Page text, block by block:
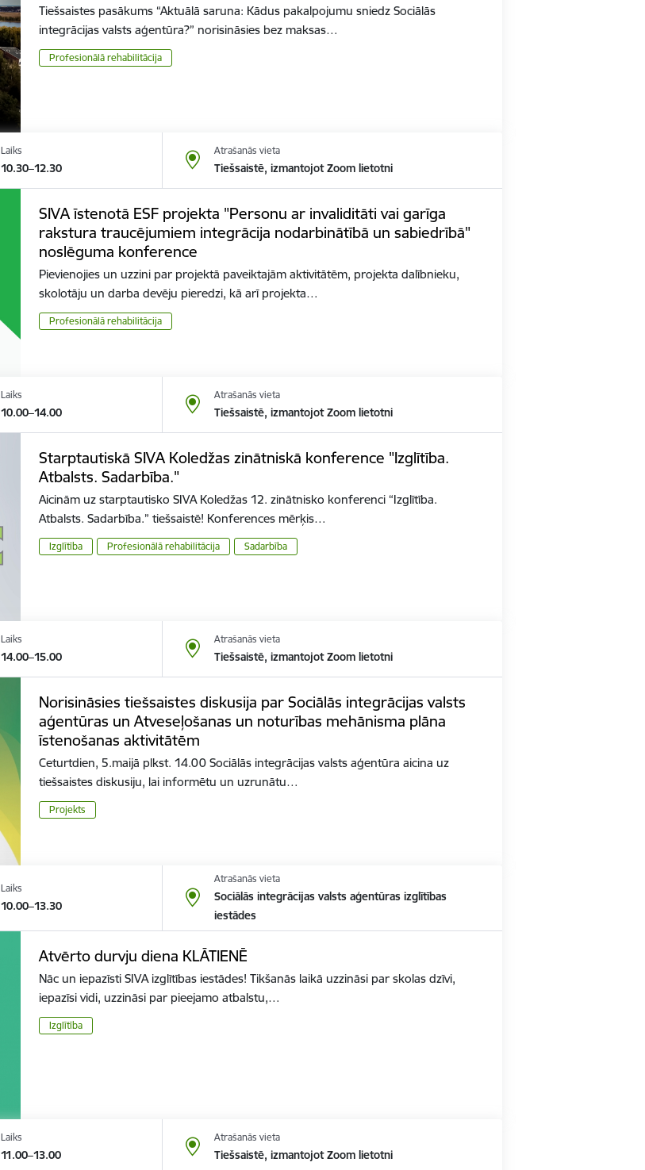
Tiešsaistes pasākums “Aktuālā saruna: Kādus pakalpojumu sniedz Sociālās
integrācijas valsts aģentūra?” norisināsies bez maksas…
Profesionālā rehabilitācija
Laiks
10.30–12.30
Atrašanās vieta
Tiešsaistē, izmantojot Zoom lietotni
SIVA īstenotā ESF projekta "Personu ar invaliditāti vai garīga
rakstura traucējumiem integrācija nodarbinātībā un sabiedrībā"
noslēguma konference
Pievienojies un uzzini par projektā paveiktajām aktivitātēm, projekta dalībnieku,
skolotāju un darba devēju pieredzi, kā arī projekta…
Profesionālā rehabilitācija
Laiks
10.00–14.00
Atrašanās vieta
Tiešsaistē, izmantojot Zoom lietotni
Starptautiskā SIVA Koledžas zinātniskā konference "Izglītība.
Atbalsts. Sadarbība."
Aicinām uz starptautisko SIVA Koledžas 12. zinātnisko konferenci “Izglītība.
Atbalsts. Sadarbība.” tiešsaistē! Konferences mērķis…
Izglītība Profesionālā rehabilitācija Sadarbība
Laiks
14.00–15.00
Atrašanās vieta
Tiešsaistē, izmantojot Zoom lietotni
Norisināsies tiešsaistes diskusija par Sociālās integrācijas valsts
aģentūras un Atveseļošanas un noturības mehānisma plāna
īstenošanas aktivitātēm
Ceturtdien, 5.maijā plkst. 14.00 Sociālās integrācijas valsts aģentūra aicina uz
tiešsaistes diskusiju, lai informētu un uzrunātu…
Projekts
Laiks
10.00–13.30
Atrašanās vieta
Sociālās integrācijas valsts aģentūras izglītības
iestādes
Atvērto durvju diena KLĀTIENĒ
Nāc un iepazīsti SIVA izglītības iestādes! Tikšanās laikā uzzināsi par skolas dzīvi,
iepazīsi vidi, uzzināsi par pieejamo atbalstu,…
Izglītība
Laiks
11.00–13.00
Atrašanās vieta
Tiešsaistē, izmantojot Zoom lietotni